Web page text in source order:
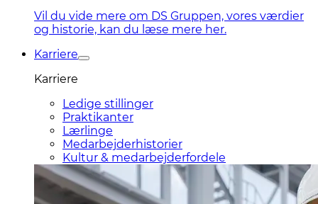
Vil du vide mere om DS Gruppen, vores værdier
og historie, kan du læse mere her.
Karriere
Karriere
Ledige stillinger
Praktikanter
Lærlinge
Medarbejderhistorier
Kultur & medarbejderfordele